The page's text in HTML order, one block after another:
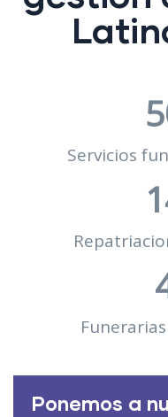
Servicios
Ponemos a